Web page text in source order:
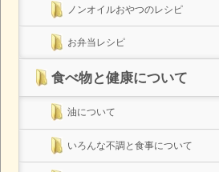
ノンオイルおやつのレシピ
お弁当レシピ
食べ物と健康について
油について
いろんな不調と食事について